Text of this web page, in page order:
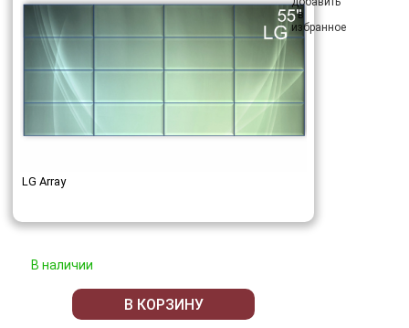
LG Array
В наличии
В КОРЗИНУ